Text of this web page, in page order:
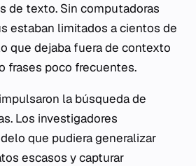
de texto. Sin computadoras
estaban limitados a cientos de
que dejaba fuera de contexto
frases poco frecuentes.
la búsqueda de
Los investigadores
que pudiera generalizar
escasos y capturar